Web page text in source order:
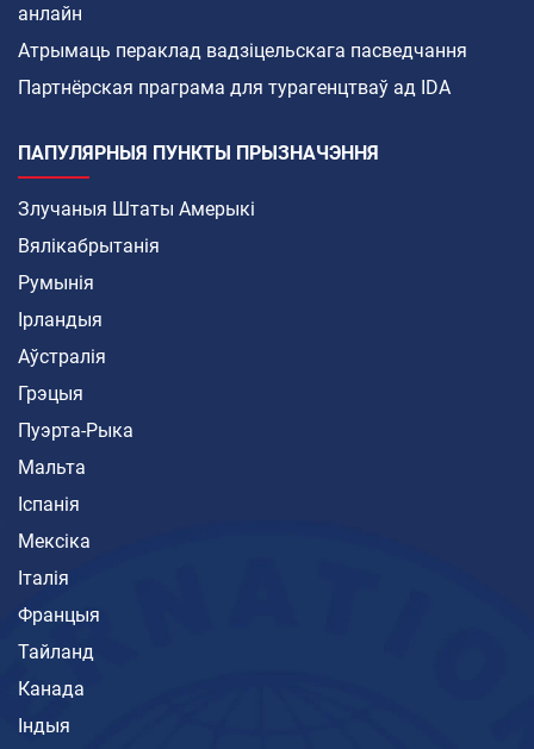
анлайн
Атрымаць пераклад вадзіцельскага пасведчання
Партнёрская праграма для турагенцтваў ад IDA
ПАПУЛЯРНЫЯ ПУНКТЫ ПРЫЗНАЧЭННЯ
Злучаныя Штаты Амерыкі
Вялікабрытанія
Румынія
Ірландыя
Аўстралія
Грэцыя
Пуэрта-Рыка
Мальта
Іспанія
Мексіка
Італія
Францыя
Тайланд
Канада
Індыя